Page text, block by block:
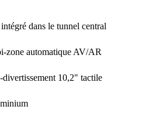
dans le tunnel central
zone automatique AV/AR
divertissement 10,2" tactile